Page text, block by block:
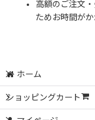
高額のご注文
ためお時間がか
ホーム
ショッピングカート